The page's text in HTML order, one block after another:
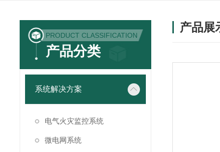
PRODUCT CLASSIFICATION
产品分类
系统解决方案
电气火灾监控系统
微电网系统
产品展